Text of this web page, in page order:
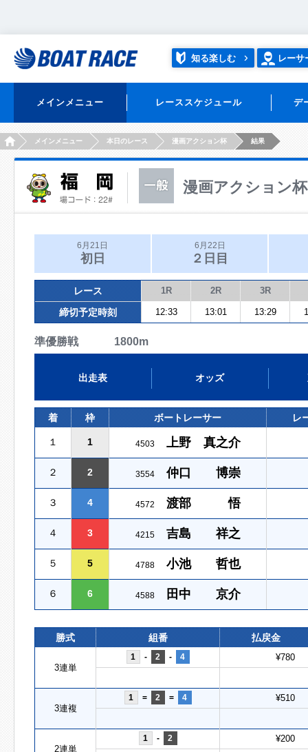
知る楽しむ レーサ
メインメニュー レーススケジュール デ
HOMEメインメニュー 本日のレース 漫画アクション杯 結果
漫画アクション杯
6月21日
初日
6月22日
２日目
レース 1R 2R 3R
締切予定時刻 12:33 13:01 13:29
準優勝戦 1800m
出走表 オッズ
着 枠 ボートレーサー レ
１ 1 4503 上野 真之介
２ 2 3554 仲口 博崇
３ 4 4572 渡部 悟
４ 3 4215 吉島 祥之
５ 5 4788 小池 哲也
６ 6 4588 田中 京介
勝式 組番 払戻金
3連単
1 - 2 - 4 ¥780
3連複
1 = 2 = 4 ¥510
2連単
1 - 2 ¥200